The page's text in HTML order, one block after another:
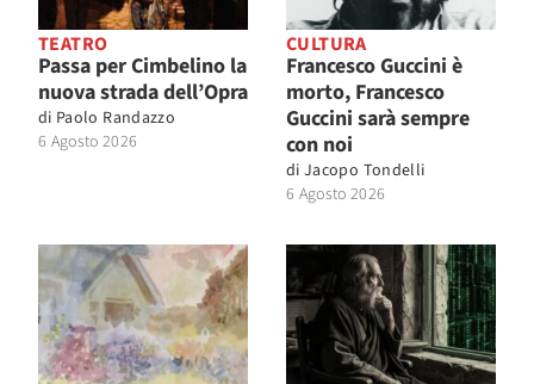
TEATRO
Passa per Cimbelino la
nuova strada dell’Opra
di Paolo Randazzo
6 Agosto 2026
CULTURA
Francesco Guccini è
morto, Francesco
Guccini sarà sempre
con noi
di Jacopo Tondelli
6 Agosto 2026